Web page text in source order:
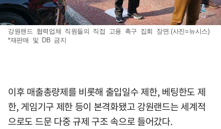
강원랜드 협력업체 직원들의 직접 고용 촉구 집회 장면.(사진=뉴시스)
*재판매 및 DB 금지
이후 매출총량제를 비롯해 출입일수 제한, 베팅한도 제
한, 게임기구 제한 등이 본격화됐고 강원랜드는 세계적
으로도 드문 다중 규제 구조 속으로 들어갔다.